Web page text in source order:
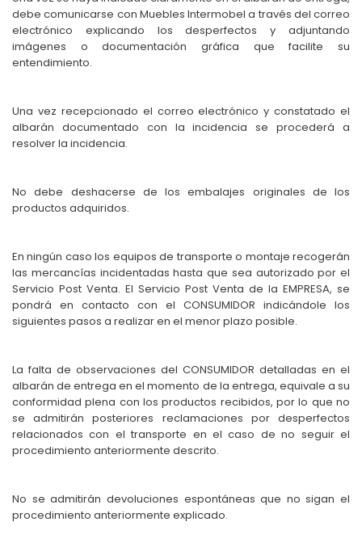
debe comunicarse con Muebles Intermobel a través del correo
electrónico explicando los desperfectos y adjuntando
imágenes o documentación gráfica que facilite su
entendimiento.
Una vez recepcionado el correo electrónico y constatado el
albarán documentado con la incidencia se procederá a
resolver la incidencia.
No debe deshacerse de los embalajes originales de los
productos adquiridos.
En ningún caso los equipos de transporte o montaje recogerán
las mercancías incidentadas hasta que sea autorizado por el
Servicio Post Venta. El Servicio Post Venta de la EMPRESA, se
pondrá en contacto con el CONSUMIDOR indicándole los
siguientes pasos a realizar en el menor plazo posible.
La falta de observaciones del CONSUMIDOR detalladas en el
albarán de entrega en el momento de la entrega, equivale a su
conformidad plena con los productos recibidos, por lo que no
se admitirán posteriores reclamaciones por desperfectos
relacionados con el transporte en el caso de no seguir el
procedimiento anteriormente descrito.
No se admitirán devoluciones espontáneas que no sigan el
procedimiento anteriormente explicado.